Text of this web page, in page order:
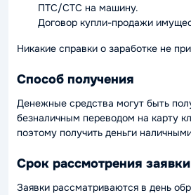
ПТС/СТС на машину.
Договор купли-продажи
Никакие справки о заработке не
Способ получения
Денежные средства могут быть
безналичным переводом на карту
поэтому получить деньги
Срок рассмотрения заявки
Заявки рассматриваются в день